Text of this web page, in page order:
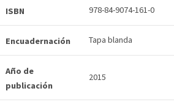
ISBN 978-84-9074-161-0
Encuadernación Tapa blanda
Año de
publicación
2015